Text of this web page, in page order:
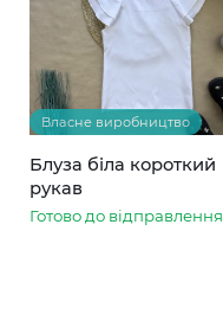
Власне виробництво
Блуза біла короткий
рукав
Готово до відправлення